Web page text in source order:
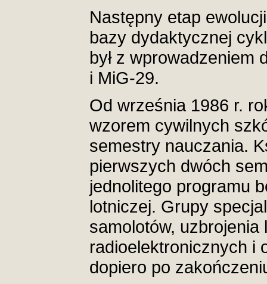
Następny etap
bazy dydaktycznej
był z wprowadzeniem
i MiG-29.
Od września 1986 r.
wzorem cywilnych
semestry nauczania.
pierwszych dwóch
jednolitego programu
lotniczej. Grupy
samolotów,
radioelektronicznych i
dopiero po